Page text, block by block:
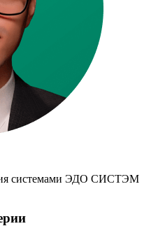
системами ЭДО СИСТЭМ